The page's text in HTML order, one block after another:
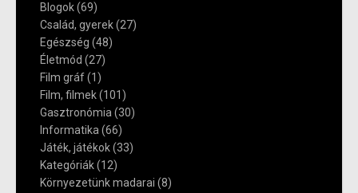
Blogok(69)
Család, gyerek(27)
Egészség (48)
Életmód (27)
Film gráf(1)
Film, filmek(101)
Gasztronómia(30)
Informatika(66)
Játék, játékok(33)
Kategóriák(12)
Környezetünk madarai (8)